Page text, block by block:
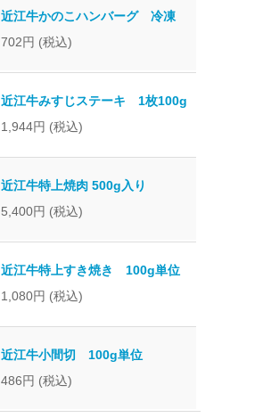
近江牛かのこハンバーグ 冷凍
702円 (税込)
近江牛みすじステーキ 1枚100g
1,944円 (税込)
近江牛特上焼肉 500g入り
5,400円 (税込)
近江牛特上すき焼き 100g単位
1,080円 (税込)
近江牛小間切 100g単位
486円 (税込)